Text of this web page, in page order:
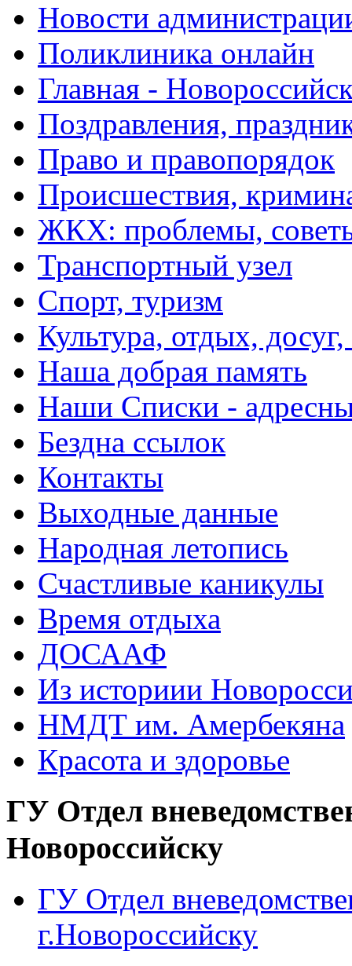
Новости
Поликлиника онлайн
Главная -
Поздравления,
Право и правопорядок
Происшествия,
ЖКХ: проблемы,
Транспортный узел
Спорт, туризм
Культура, отдых,
Наша добрая память
Наши Списки -
Бездна ссылок
Контакты
Выходные данные
Народная летопись
Счастливые каникулы
Время отдыха
ДОСААФ
Из историии
НМДТ им. Амербекяна
Красота и здоровье
ГУ Отдел
Новороссийску
ГУ Отдел
г.Новороссийску